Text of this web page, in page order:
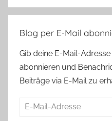
Blog per E-Mail
Gib deine E-Mail-
abonnieren und
Beiträge via E-Mail zu
E-